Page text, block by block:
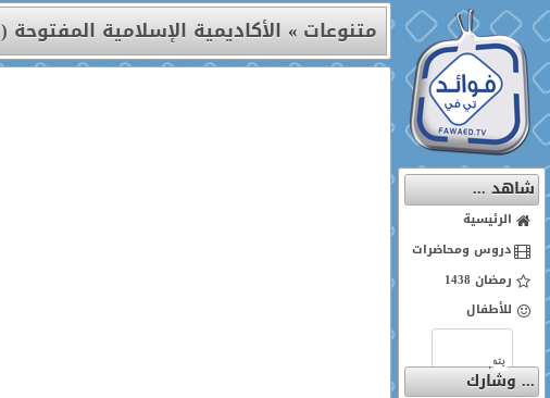
شاهد ...
الرئيسية
دروس ومحاضرات
رمضان 1438
للأطفال
... وشارك
متنوعات » الأكاديمية الإسلامية المفتوحة (1)